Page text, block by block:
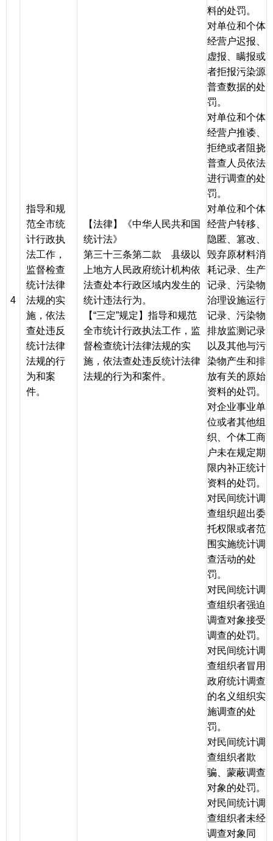
4
指导和规
范全市统
计行政执
法工作，
监督检查
统计法律
法规的实
施，依法
查处违反
统计法律
法规的行
为和案
件。
【法律】《中华人民共和国
统计法》
第三十三条第二款 县级以
上地方人民政府统计机构依
法查处本行政区域内发生的
统计违法行为。
【“三定”规定】指导和规范
全市统计行政执法工作，监
督检查统计法律法规的实
施，依法查处违反统计法律
法规的行为和案件。
料的处罚。
对单位和个体
经营户迟报、
虚报、瞒报或
者拒报污染源
普查数据的处
罚。
对单位和个体
经营户推诿、
拒绝或者阻挠
普查人员依法
进行调查的处
罚。
对单位和个体
经营户转移、
隐匿、篡改、
毁弃原材料消
耗记录、生产
记录、污染物
治理设施运行
记录、污染物
排放监测记录
以及其他与污
染物产生和排
放有关的原始
资料的处罚。
对企业事业单
位或者其他组
织、个体工商
户未在规定期
限内补正统计
资料的处罚。
对民间统计调
查组织超出委
托权限或者范
围实施统计调
查活动的处
罚。
对民间统计调
查组织者强迫
调查对象接受
调查的处罚。
对民间统计调
查组织者冒用
政府统计调查
的名义组织实
施调查的处
罚。
对民间统计调
查组织者欺
骗、蒙蔽调查
对象的处罚。
对民间统计调
查组织者未经
调查对象同